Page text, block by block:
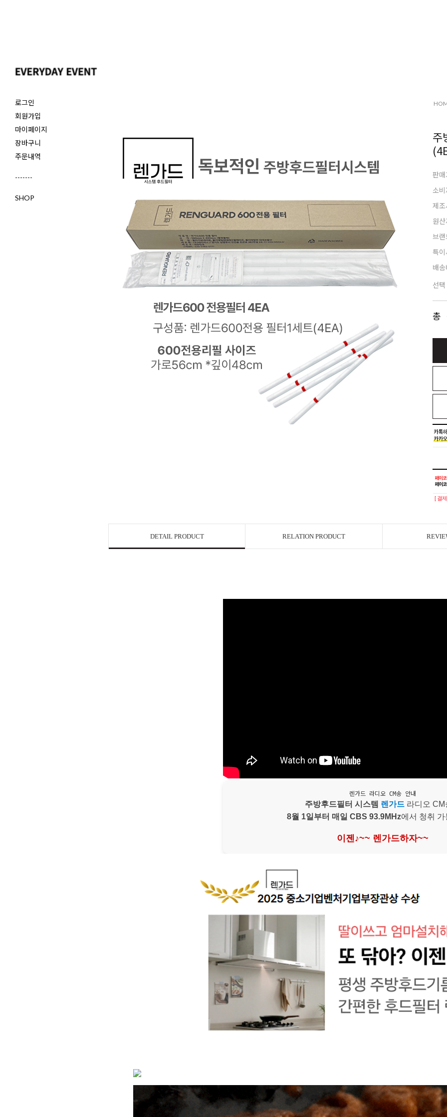
로그인
회원가입
마이페이지
장바구니
주문내역
-------
SHOP
주
판매
소
제
원산
브랜
특
배송
선택
총
[ 결
DETAIL PRODUCT RELATION PRODUCT
렌가드 라디오 CM송 안내
주방후드필터 시스템 렌가드라디오 CM
8월 1일부터 매일 CBS 93.9MHz에서 청취 가
이젠♪~~ 렌가드하자~~